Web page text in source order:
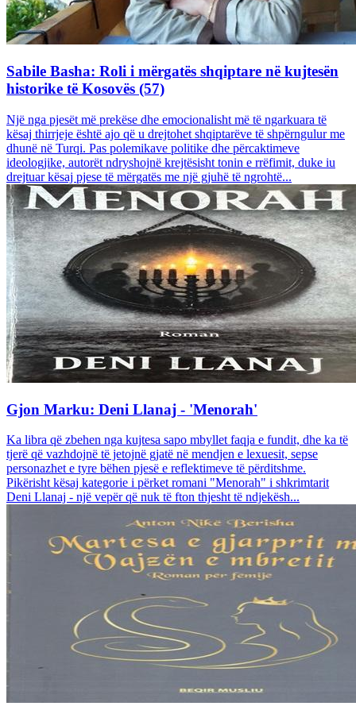
Sabile Basha: Roli i mërgatës shqiptare në kujtesën
historike të Kosovës (57)
Një nga pjesët më prekëse dhe emocionalisht më të ngarkuara të
kësaj thirrjeje është ajo që u drejtohet shqiptarëve të shpërngulur me
dhunë në Turqi. Pas polemikave politike dhe përcaktimeve
ideologjike, autorët ndryshojnë krejtësisht tonin e rrëfimit, duke iu
drejtuar kësaj pjese të mërgatës me një gjuhë të ngrohtë...
Gjon Marku: Deni Llanaj - 'Menorah'
Ka libra që zbehen nga kujtesa sapo mbyllet faqja e fundit, dhe ka të
tjerë që vazhdojnë të jetojnë gjatë në mendjen e lexuesit, sepse
personazhet e tyre bëhen pjesë e reflektimeve të përditshme.
Pikërisht kësaj kategorie i përket romani "Menorah" i shkrimtarit
Deni Llanaj - një vepër që nuk të fton thjesht të ndjekësh...